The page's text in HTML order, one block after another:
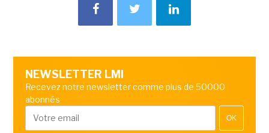
NEWSLETTER LMI
Recevez notre newsletter comme plus de 50000
abonnés
OK